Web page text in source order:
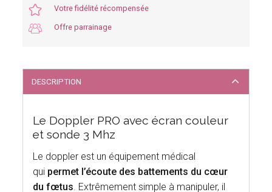
Votre fidélité récompensée
Offre parrainage
DESCRIPTION
Le Doppler PRO avec écran couleur
et sonde 3 Mhz
Le doppler est un équipement médical
qui permet l’écoute des battements du cœur
du fœtus. Extrêmement simple à manipuler, il